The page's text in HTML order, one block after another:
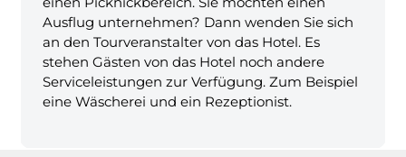
Ausflug unternehmen? Dann wenden Sie sich
an den Tourveranstalter von das Hotel. Es
stehen Gästen von das Hotel noch andere
Serviceleistungen zur Verfügung. Zum Beispiel
eine Wäscherei und ein Rezeptionist.